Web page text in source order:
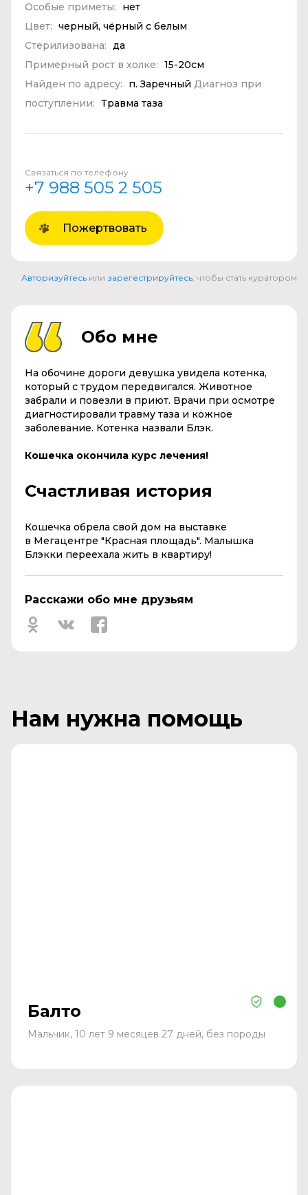
Особые приметы:
нет
Цвет: черный, чёрный с белым
Стерилизована: да
Примерный рост в холке: 15-20см
Найден по адресу:
п. Заречный Диагноз при
поступлении: Травма таза
Связаться по телефону
+7 988 505 2 505
Пожертвовать
Авторизуйтесь или зарегестрируйтесь, чтобы стать куратором
Обо мне
На обочине дороги девушка увидела котенка,
который с трудом передвигался. Животное
забрали и повезли в приют. Врачи при осмотре
диагностировали травму таза и кожное
заболевание. Котенка назвали Блэк.
Кошечка окончила курс лечения!
Счастливая история
Кошечка обрела свой дом на выставке
в Мегацентре "Красная площадь". Малышка
Блэкки переехала жить в квартиру!
Расскажи обо мне друзьям
Нам нужна помощь
Балто
Мальчик, 10 лет 9 месяцев 27 дней, без породы